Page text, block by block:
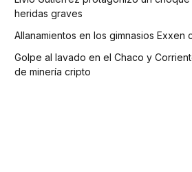
heridas graves
Allanamientos en los gimnasios Exxen
Golpe al lavado en el Chaco y
de minería cripto